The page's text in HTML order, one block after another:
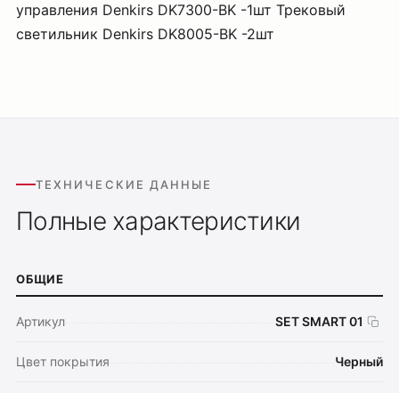
управления Denkirs DK7300-BK -1шт Трековый
светильник Denkirs DK8005-BK -2шт
ТЕХНИЧЕСКИЕ ДАННЫЕ
Полные характеристики
ОБЩИЕ
Артикул SET SMART 01
Цвет покрытия Черный